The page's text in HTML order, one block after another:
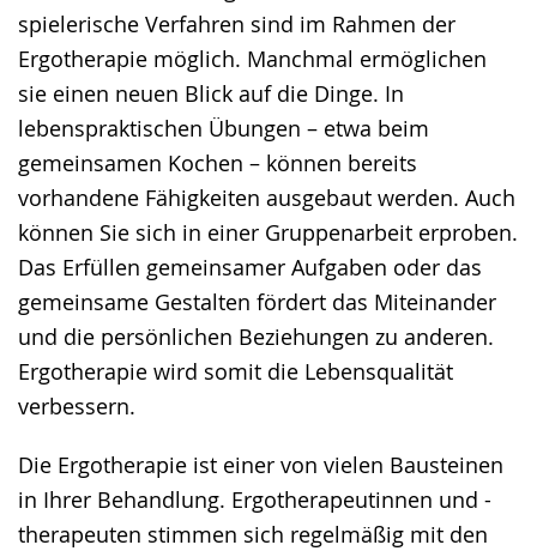
spielerische Verfahren sind im Rahmen der
Ergotherapie möglich. Manchmal ermöglichen
sie einen neuen Blick auf die Dinge. In
lebenspraktischen Übungen – etwa beim
gemeinsamen Kochen – können bereits
vorhandene Fähigkeiten ausgebaut werden. Auch
können Sie sich in einer Gruppenarbeit erproben.
Das Erfüllen gemeinsamer Aufgaben oder das
gemeinsame Gestalten fördert das Miteinander
und die persönlichen Beziehungen zu anderen.
Ergotherapie wird somit die Lebensqualität
verbessern.
Die Ergotherapie ist einer von vielen Bausteinen
in Ihrer Behandlung. Ergotherapeutinnen und -
therapeuten stimmen sich regelmäßig mit den